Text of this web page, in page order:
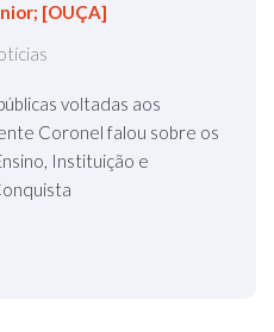
[OUÇA]
voltadas aos
Coronel falou sobre os
Instituição e